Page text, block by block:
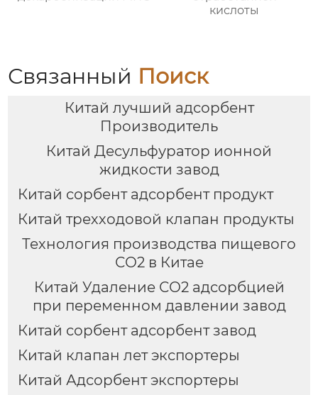
кислоты
Связанный Поиск
Китай лучший адсорбент
Производитель
Китай Десульфуратор ионной
жидкости завод
Китай сорбент адсорбент продукт
Китай трехходовой клапан продукты
Технология производства пищевого
СО2 в Китае
Китай Удаление СО2 адсорбцией
при переменном давлении завод
Китай сорбент адсорбент завод
Китай клапан лет экспортеры
Китай Адсорбент экспортеры